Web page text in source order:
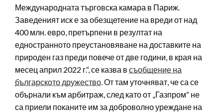
Международната търговска камара в Париж.
Заведеният иск е за обезщетение на вреди от над
400 млн. евро, претърпени в резултат на
едностранното преустановяване на доставките на
природен газ преди повече от две години, в края на
месец април 2022 г.“, се казва в съобщение на
българското дружество. От там уточняват, че са се
обърнали към арбитраж, след като от „Газпром“ не
са приели поканите им за доброволно уреждане на